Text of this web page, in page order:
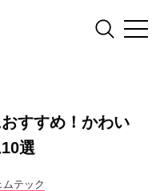
すすめ！かわい
選
ムテック